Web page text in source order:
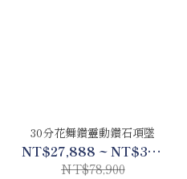
30分花舞鑽靈動鑽石項墜
NT$27,888 ~ NT$39,888
NT$78,900